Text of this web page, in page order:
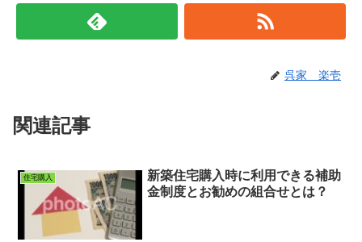
呉家 楽壱
関連記事
住宅購入
新築住宅購入時に利用できる補助
金制度とお勧めの組合せとは？